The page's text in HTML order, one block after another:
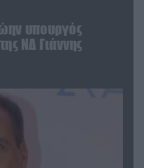
υπουργός
ΝΔ Γιάννης